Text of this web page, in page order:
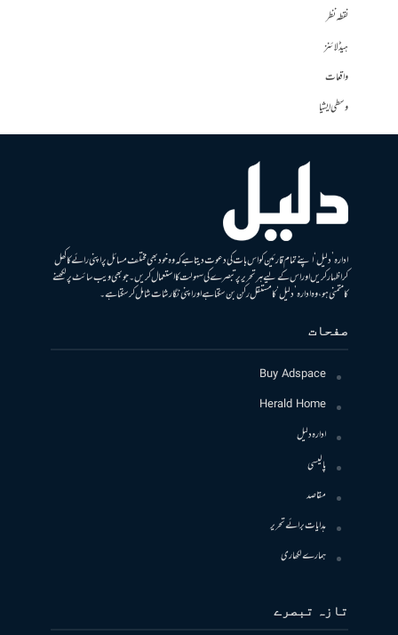
نقطہ نظر
ہیڈلائنز
واقعات
وسطی ایشیا
ادارہ ’دلیل‘ اپنے تمام قارئین کو اس بات کی دعوت دیتا ہے کہ وہ خود بھی مختلف مسائل پر اپنی رائے کا کھل
کر اظہار کریں اور اس کے لیے ہر تحریر پر تبصرے کی سہولت کا استعمال کریں۔ جو بھی ویب سائٹ پر لکھنے
کا متمنی ہو، وہ ادارہ ’دلیل‘ کا مستقل رکن بن سکتا ہے اور اپنی نگارشات شامل کرسکتا ہے۔
صفحات
Buy Adspace
Herald Home
ادارہ دلیل
پالیسی
مقاصد
ہدایات برائے تحریر
ہمارے لکھاری
تازہ تبصرے